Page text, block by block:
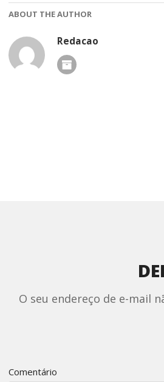
ABOUT THE AUTHOR
Redacao
O seu endereço de e-mail
Comentário